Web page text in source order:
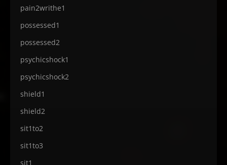
pain2writhe1
possessed1
possessed2
psychicshock1
psychicshock2
shield1
shield2
sit1to2
sit1to3
sit1